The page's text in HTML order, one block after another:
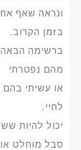
ונראה שאף
בזמן הקרוב.
ברשימה הבאה
מהם נפטרתי
או עשיתי בהם
לחיי.
יכול להיות
סבל מוחלט